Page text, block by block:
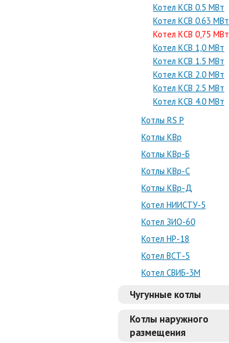
Котел КСВ 0.5 МВт
Котел КСВ 0.63 МВт
Котел КСВ 0,75 МВт
Котел КСВ 1,0 МВт
Котел КСВ 1.5 МВт
Котел КСВ 2.0 МВт
Котел КСВ 2.5 МВт
Котел КСВ 4.0 МВт
Котлы RS P
Котлы КВр
Котлы КВр-Б
Котлы КВр-С
Котлы КВр-Д
Котел НИИСТУ-5
Котел ЗИО-60
Котел НР-18
Котел ВСТ-5
Котел СВИБ-3М
Чугунные котлы
Котлы наружного
размещения